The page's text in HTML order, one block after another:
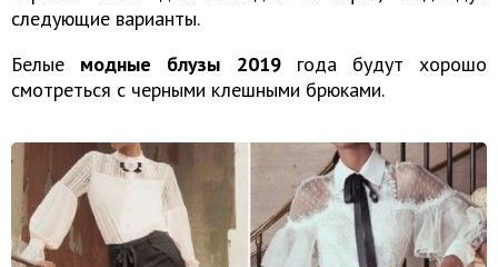
следующие варианты.
Белые модные блузы 2019года будут хорошо
смотреться с черными клешными брюками.